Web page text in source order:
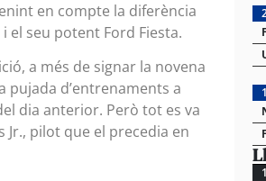
en compte la diferència
el seu potent Ford Fiesta.
a més de signar la novena
pujada d’entrenaments a
dia anterior. Però tot es va
pilot que el precedia en